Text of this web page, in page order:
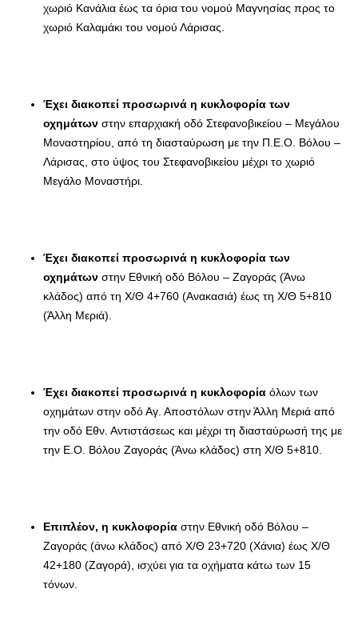
χωριό Κανάλια έως τα όρια του νομού Μαγνησίας προς το
χωριό Καλαμάκι του νομού Λάρισας.
Έχει διακοπεί προσωρινά η κυκλοφορία των
οχημάτων στην επαρχιακή οδό Στεφανοβικείου – Μεγάλου
Μοναστηρίου, από τη διασταύρωση με την Π.Ε.Ο. Βόλου –
Λάρισας, στο ύψος του Στεφανοβικείου μέχρι το χωριό
Μεγάλο Μοναστήρι.
Έχει διακοπεί προσωρινά η κυκλοφορία των
οχημάτων στην Εθνική οδό Βόλου – Ζαγοράς (Άνω
κλάδος) από τη Χ/Θ 4+760 (Ανακασιά) έως τη Χ/Θ 5+810
(Άλλη Μεριά).
Έχει διακοπεί προσωρινά η κυκλοφορία όλων των
οχημάτων στην οδό Αγ. Αποστόλων στην Άλλη Μεριά από
την οδό Εθν. Αντιστάσεως και μέχρι τη διασταύρωσή της με
την Ε.Ο. Βόλου Ζαγοράς (Άνω κλάδος) στη Χ/Θ 5+810.
Επιπλέον, η κυκλοφορία στην Eθνική οδό Βόλου –
Ζαγοράς (άνω κλάδος) από Χ/Θ 23+720 (Χάνια) έως Χ/Θ
42+180 (Ζαγορά), ισχύει για τα οχήματα κάτω των 15
τόνων.